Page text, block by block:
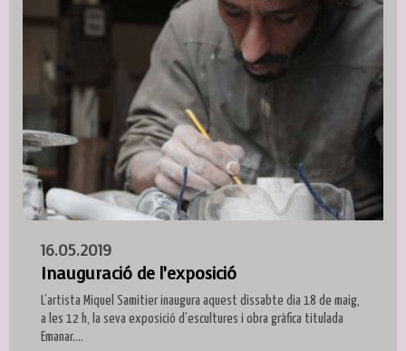
16.05.2019
Inauguració de l’exposició
L’artista Miquel Samitier inaugura aquest dissabte dia 18 de maig,
a les 12 h, la seva exposició d’escultures i obra gràfica titulada
Emanar....